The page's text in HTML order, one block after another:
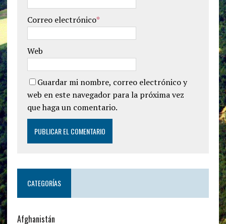
Correo electrónico*
Web
Guardar mi nombre, correo electrónico y
web en este navegador para la próxima vez
que haga un comentario.
CATEGORÍAS
Afghanistán